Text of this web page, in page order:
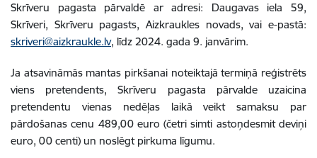
Skrīveru pagasta pārvaldē ar adresi: Daugavas iela 59,
Skrīveri, Skrīveru pagasts, Aizkraukles novads, vai e-pastā:
skriveri@aizkraukle.lv, līdz 2024. gada 9. janvārim.
Ja atsavināmās mantas pirkšanai noteiktajā termiņā reģistrēts
viens pretendents, Skrīveru pagasta pārvalde uzaicina
pretendentu vienas nedēļas laikā veikt samaksu par
pārdošanas cenu 489,00 euro (četri simti astoņdesmit deviņi
euro, 00 centi) un noslēgt pirkuma līgumu.